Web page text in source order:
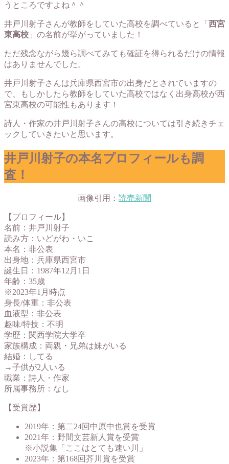
うところですよね＾＾
井戸川射子さんが教師をしていた高校を調べていると「 西宮
東高校 」の名前が挙がっていました！
ただ残念ながら幾ら調べてみても確証を得られるだけの情報
はありませんでした。
井戸川射子さんは兵庫県西宮市の出身だとされていますの
で、もしかしたら教師をしていた高校ではなく出身高校が西
宮東高校の可能性もあります！
詩人・作家の井戸川射子さんの高校については引き続きチェ
ックしていきたいと思います。
井戸川射子の本名プロフィールも調
査！
画像引用： 読売新聞
【プロフィール】
名前：井戸川射子
読み方：いどがわ・いこ
本名：非公表
出身地：兵庫県西宮市
誕生日：1987年12月1日
年齢：35歳
※2023年1月時点
身長/体重：非公表
血液型：非公表
趣味/特技：不明
学歴：関西学院大学卒
家族構成：両親・兄弟は妹がいる
結婚：してる
→子供が2人いる
職業：詩人・作家
所属事務所：なし
【受賞歴】
2019年：第二24回中原中也賞を受賞
2021年：野間文芸新人賞を受賞
※小説集「ここはとても速い川」
2023年：第168回芥川賞を受賞